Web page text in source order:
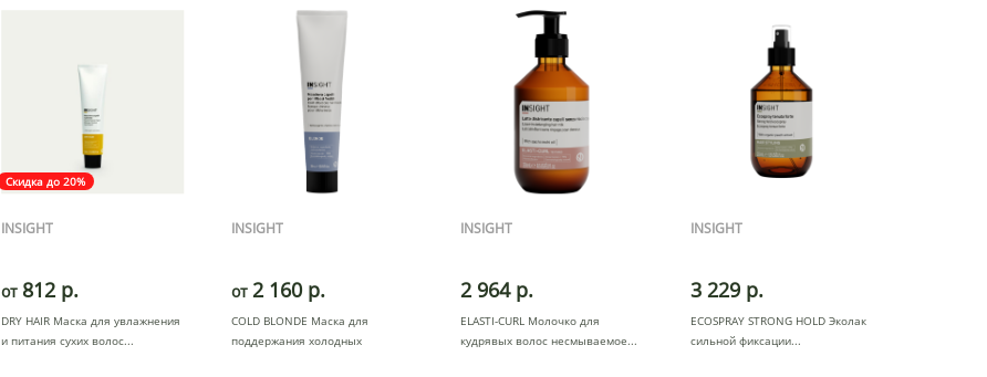
Скидка до 20%
INSIGHT
от 812 р.
DRY HAIR Маска для увлажнения
и питания сухих волос
INSIGHT
от 2 160 р.
COLD BLONDE Маска для
поддержания холодных
INSIGHT
2 964 р.
ELASTI-CURL Молочко для
кудрявых волос несмываемое
INSIGHT
3 229 р.
ECOSPRAY STRONG HOLD Эколак
сильной фиксации